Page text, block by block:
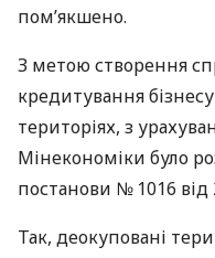
пом’якшено.
З метою створення
кредитування
територіях, з
Мінекономіки було
постанови № 1016 від
Так, деокуповані